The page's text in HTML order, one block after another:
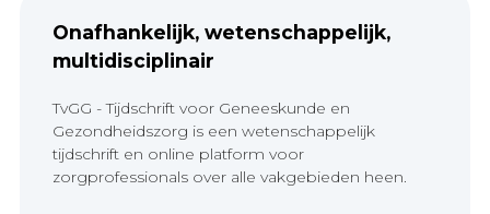
Onafhankelijk, wetenschappelijk,
multidisciplinair
TvGG - Tijdschrift voor Geneeskunde en
Gezondheidszorg is een wetenschappelijk
tijdschrift en online platform voor
zorgprofessionals over alle vakgebieden heen.